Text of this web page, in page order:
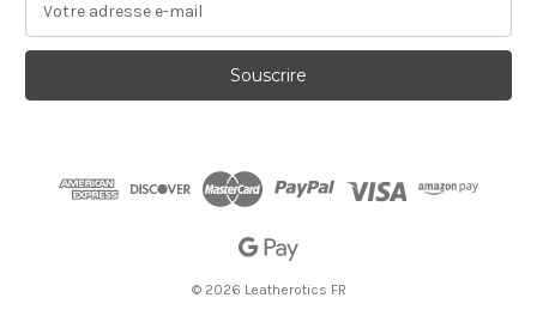
r
s
© 2026 Leatherotics FR